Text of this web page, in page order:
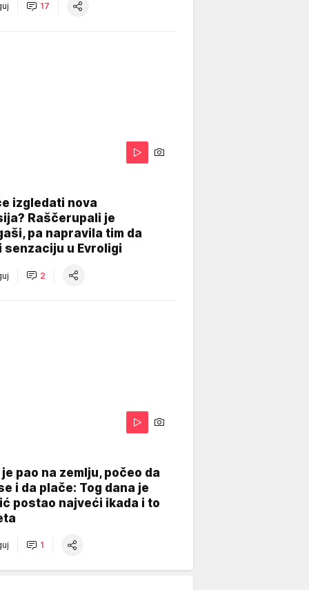
17
izgledati nova
Raščerupali je
pa napravila tim da
senzaciju u Evroligi
2
pao na zemlju, počeo da
i da plače: Tog dana je
postao najveći ikada i to
1